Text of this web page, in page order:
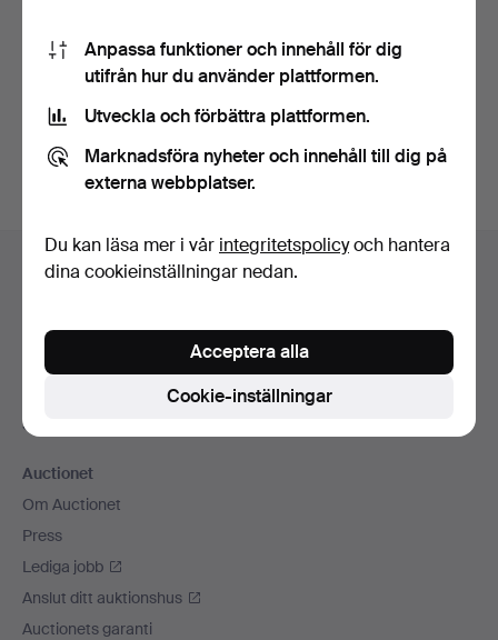
Vad är värdering/utropspris?
Hur blir jag kund på Auctionet.com?
Hur lägger jag bud på en nätauktion?
Sidfotsnavigation
Hjälp och kontakt
Alla auktionshus
Betalningsalternativ
Sociala medier
Auctionet
Om Auctionet
Press
Lediga jobb
Anslut ditt auktionshus
Auctionets garanti
Anpassa funktioner och innehåll för dig
utifrån hur du använder plattformen.
Utveckla och förbättra plattformen.
Marknadsföra nyheter och innehåll till dig på
externa webbplatser.
Du kan läsa mer i vår integritetspolicyoch hantera
dina cookieinställningar nedan.
Cookie-inställningar
Acceptera alla